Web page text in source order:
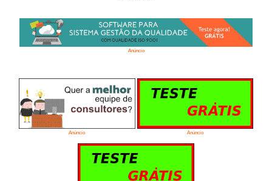
Anúncio
Anúncio Anúncio